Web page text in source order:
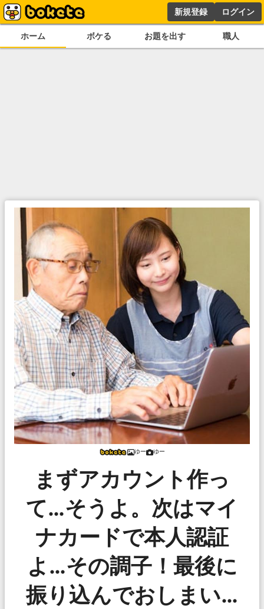
新規登録 ログイン
ホーム ボケる お題を出す 職人
ゆー ゆー
まずアカウント作っ
て…そうよ。次はマイ
ナカードで本人認証
よ…その調子！最後に
振り込んでおしまい…